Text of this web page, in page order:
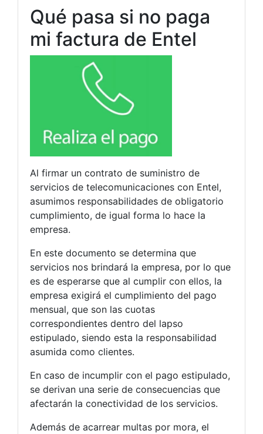
Qué pasa si no paga
mi factura de Entel
Al firmar un contrato de suministro de
servicios de telecomunicaciones con Entel,
asumimos responsabilidades de obligatorio
cumplimiento, de igual forma lo hace la
empresa.
En este documento se determina que
servicios nos brindará la empresa, por lo que
es de esperarse que al cumplir con ellos, la
empresa exigirá el cumplimiento del pago
mensual, que son las cuotas
correspondientes dentro del lapso
estipulado, siendo esta la responsabilidad
asumida como clientes.
En caso de incumplir con el pago estipulado,
se derivan una serie de consecuencias que
afectarán la conectividad de los servicios.
Además de acarrear multas por mora, el